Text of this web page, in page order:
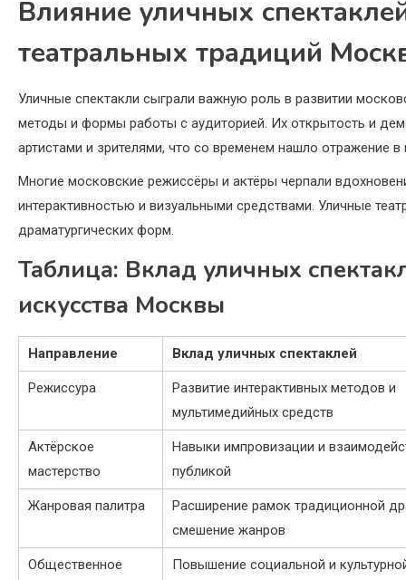
Влияние уличных
театральных традиций
Уличные спектакли сыграли важную роль в развитии
методы и формы работы с аудиторией. Их открытость и
артистами и зрителями, что со временем нашло отражение в
Многие московские режиссёры и актёры черпали
интерактивностью и визуальными средствами. Уличные
драматургических форм.
Таблица: Вклад уличных
искусства Москвы
Направление Вклад уличных спектаклей
Режиссура
Развитие интерактивных методов и
мультимедийных средств
Актёрское
мастерство
Навыки импровизации и
публикой
Жанровая палитра
Расширение рамок традиционной
смешение жанров
Общественное
Повышение социальной и